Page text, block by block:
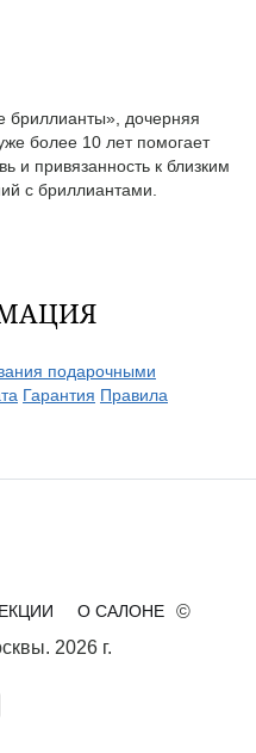
бриллианты», дочерняя
более 10 лет помогает
и привязанность к близким
с бриллиантами.
подарочными
Гарантия Правила
О САЛОНЕ
©
2026 г.